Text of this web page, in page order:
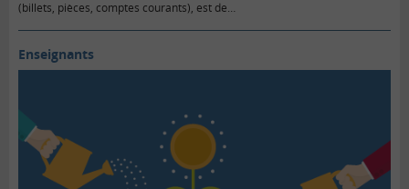
(billets, pièces, comptes courants), est de…
Enseignants